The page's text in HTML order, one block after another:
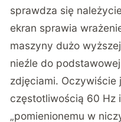
sprawdza się
ekran sprawia
maszyny dużo
nieźle do
zdjęciami.
częstotliwością 60 Hz
„pomienionemu w